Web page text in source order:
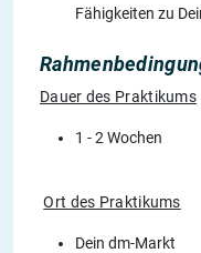
Fähigkeiten zu
Dauer des Praktikums
1 - 2 Wochen
Ort des Praktikums
Dein dm-Markt